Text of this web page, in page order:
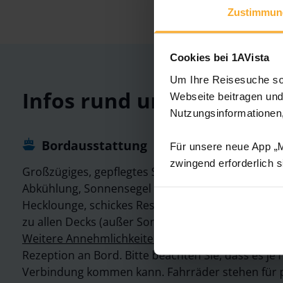
Cookies bei 1AVista
Um Ihre Reisesuche
Webseite beitragen
Für unsere neue App
zwingend erforderlich
Infos rund umMS
Bordausstattung
Großzügiges, gepflegtes Sonnendeck mit
Abkühlung, Sonnensegel und Schachspiel.
Hecklounge, schickes Restaurant, Empfang mit
zu allen Decks (außer Sonnendeck).
Weitere Annehmlichkeiten an Bord:
WLAN ist
Rezeption an Bord. Bitte beachten Sie, dass es
Verbindung kommen kann. Fahrräder stehen